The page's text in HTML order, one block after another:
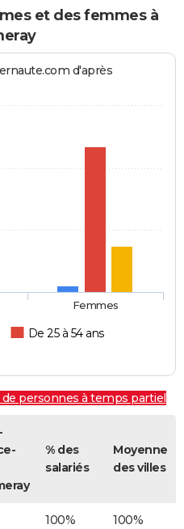
et des femmes à
d'après
De 25 à 54 ans
Femmes
personnes à temps partiel
% des
salariés
Moyenne
des villes
100% 100%